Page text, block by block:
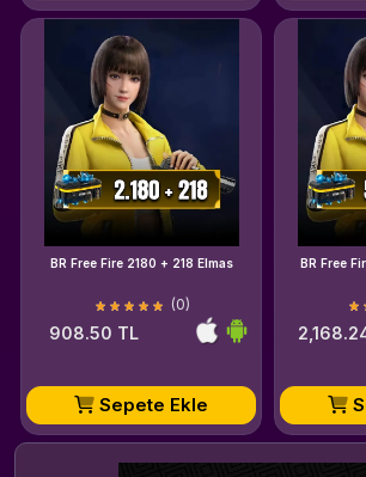
BR Free Fire 2180 + 218 Elmas
(0)
908.50 TL
Sepete Ekle
BR